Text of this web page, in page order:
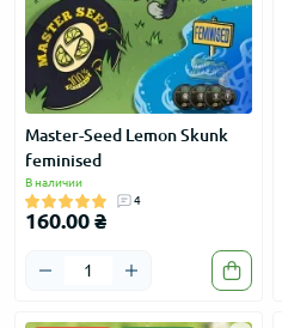
Master-Seed Lemon Skunk
feminised
В наличии
4
160.00 ₴